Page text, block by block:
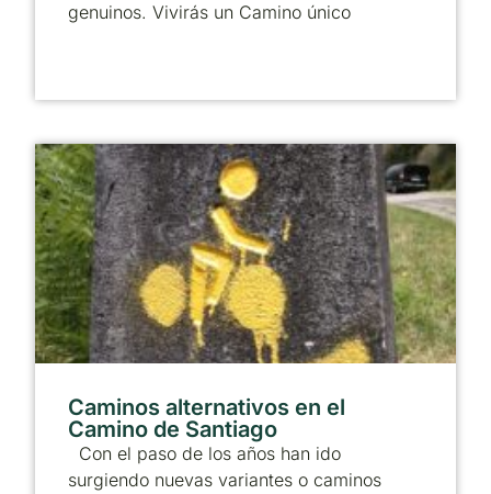
genuinos. Vivirás un Camino único
Caminos alternativos en el
Camino de Santiago
Con el paso de los años han ido
surgiendo nuevas variantes o caminos